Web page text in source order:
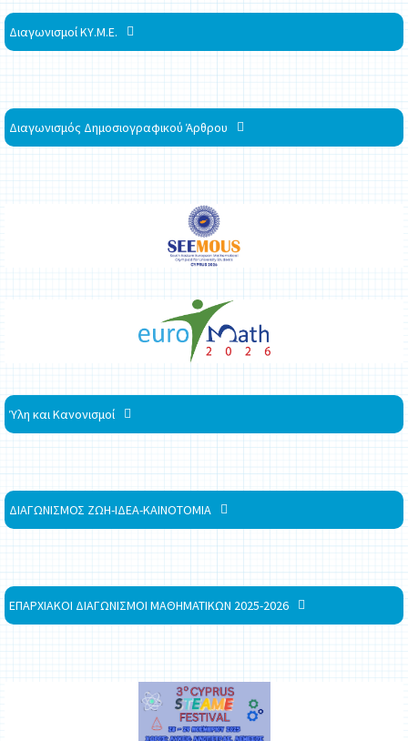
Διαγωνισμοί ΚΥ.Μ.Ε.
Διαγωνισμός Δημοσιογραφικού Άρθρου
Ύλη και Κανονισμοί
ΔΙΑΓΩΝΙΣΜΟΣ ΖΩΗ-ΙΔΕΑ-ΚΑΙΝΟΤΟΜΙΑ
ΕΠΑΡΧΙΑΚΟΙ ΔΙΑΓΩΝΙΣΜΟΙ ΜΑΘΗΜΑΤΙΚΩΝ 2025-2026